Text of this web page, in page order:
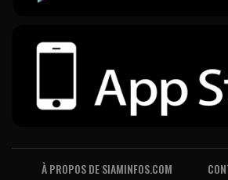
À PROPOS DE SIAMINFOS.COM